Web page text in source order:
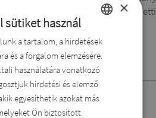
Gumis derekú, Moletti
nadrág.
viseletű, természetes alapú
jó formatartó. Kis mértékben
HUNGARIAN
ROMANIAN
ENGLISH
DUTCH
×
sütiket használ
a tartalom, a hirdetések
és a forgalom elemzésére.
használatára vonatkozó
hirdetési és elemző
egyesíthetik azokat más
Ön biztosított